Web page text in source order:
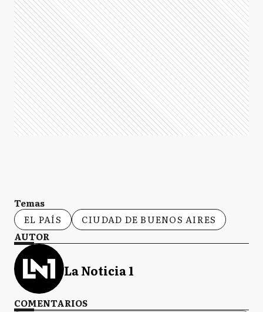
Temas
EL PAÍS
CIUDAD DE BUENOS AIRES
AUTOR
La Noticia 1
COMENTARIOS